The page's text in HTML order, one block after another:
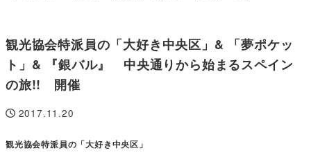
観光協会特派員の「大好き中央区」& 「夢ポケッ
ト」& 『銀バル』 中央通りから始まるスペイン
の旅!! 開催
投稿日
2017.11.20
観光協会特派員の「大好き中央区」